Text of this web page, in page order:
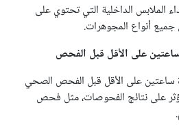
الملابس الداخلية التي تحتوي على
جميع أنواع المجوهرات.
على الأقل قبل الفحص
ساعتين على الأقل قبل الفحص الصحي
على نتائج الفحوصات، مثل فحص